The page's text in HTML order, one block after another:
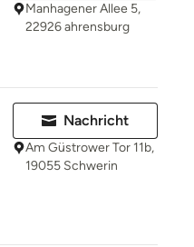
Manhagener Allee 5,
22926 ahrensburg
Nachricht
Am Güstrower Tor 11b,
19055 Schwerin